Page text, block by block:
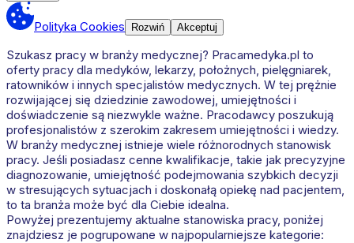
Polityka Cookies Rozwiń Akceptuj
Szukasz pracy w branży medycznej? Pracamedyka.pl to
oferty pracy dla medyków, lekarzy, położnych, pielęgniarek,
ratowników i innych specjalistów medycznych. W tej prężnie
rozwijającej się dziedzinie zawodowej, umiejętności i
doświadczenie są niezwykle ważne. Pracodawcy poszukują
profesjonalistów z szerokim zakresem umiejętności i wiedzy.
W branży medycznej istnieje wiele różnorodnych stanowisk
pracy. Jeśli posiadasz cenne kwalifikacje, takie jak precyzyjne
diagnozowanie, umiejętność podejmowania szybkich decyzji
w stresujących sytuacjach i doskonałą opiekę nad pacjentem,
to ta branża może być dla Ciebie idealna.
Powyżej prezentujemy aktualne stanowiska pracy, poniżej
znajdziesz je pogrupowane w najpopularniejsze kategorie: